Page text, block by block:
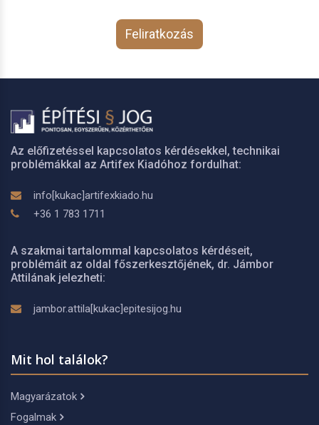
Feliratkozás
Az előfizetéssel kapcsolatos kérdésekkel, technikai
problémákkal az Artifex Kiadóhoz fordulhat:
info[kukac]artifexkiado.hu
+36 1 783 1711
A szakmai tartalommal kapcsolatos kérdéseit,
problémáit az oldal főszerkesztőjének, dr. Jámbor
Attilának jelezheti:
jambor.attila[kukac]epitesijog.hu
Mit hol találok?
Magyarázatok
Fogalmak